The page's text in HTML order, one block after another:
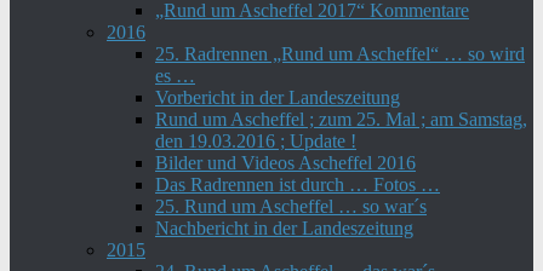
„Rund um Ascheffel 2017“ Kommentare
2016
25. Radrennen „Rund um Ascheffel“ … so wird
es …
Vorbericht in der Landeszeitung
Rund um Ascheffel ; zum 25. Mal ; am Samstag,
den 19.03.2016 ; Update !
Bilder und Videos Ascheffel 2016
Das Radrennen ist durch … Fotos …
25. Rund um Ascheffel … so war´s
Nachbericht in der Landeszeitung
2015